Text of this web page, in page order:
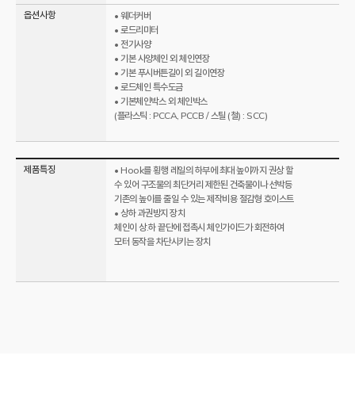
옵션사항
• 웨더커버
• 로드리미터
• 전기사양
• 기본 사양체인 외 체인연장
• 기본 푸시버튼길이 외 길이연장
• 로드체인 특수도금
• 기본체인박스 외 체인박스
(플라스틱 : PCCA, PCCB / 스틸 (철) : SCC)
제품특징
• Hook를 횡행 레일의 하부에 최대 높이까지 권상 할
수 있어 구조물의 최단거리 제한된 건축물이나 선박등
기존의 높이를 줄일 수 있는 제작비용 절감형 호이스트
• 상하 과권방지 장치
체인이 상.하 끝단에 접촉시 체인가이드가 회전하여
모터 동작을 차단시키는 장치